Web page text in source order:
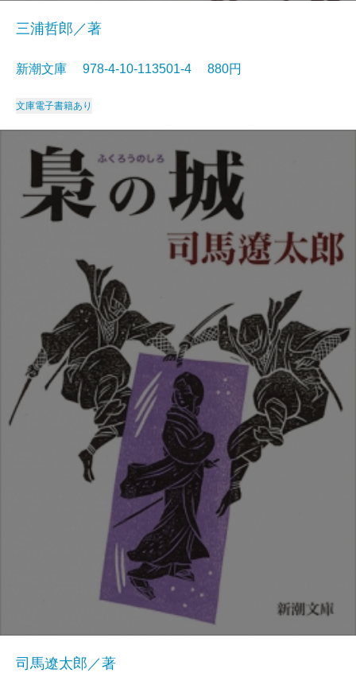
三浦哲郎／著
新潮文庫 978-4-10-113501-4 880円
文庫電子書籍あり
司馬遼太郎／著